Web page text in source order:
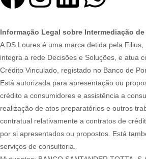
Informação Legal sobre Intermediação
A DS Loures é uma marca detida pela
integra a rede Decisões e Soluções, e atua
Crédito Vinculado, registado no Banco de
Está autorizada para apresentação ou
crédito a consumidores e assistência a
realização de atos preparatórios e outros
contratual relativamente a contratos de
por si apresentados ou propostos. Está
serviços de consultoria.